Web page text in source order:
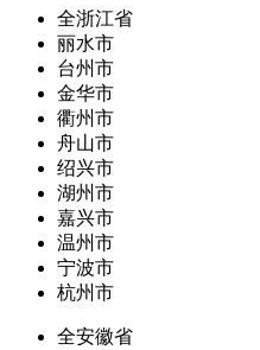
全浙江省
丽水市
台州市
金华市
衢州市
舟山市
绍兴市
湖州市
嘉兴市
温州市
宁波市
杭州市
全安徽省